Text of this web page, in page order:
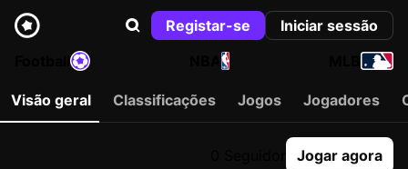
Registar-se
Iniciar sessão
NBA
Visão geral Classificações Jogos Jogadores
Jogar agora